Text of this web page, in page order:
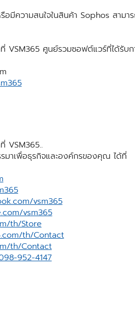
มีความสนใจในสินค้า Sophos สามา
VSM365 ศูนย์รวมซอฟต์แวร์ที่ได้รับก
VSM365..
มาเพื่อธุรกิจและองค์กรของคุณ ได้ที่
vsm365
vsm365
th/Store
th/Contact
th/Contact
952-4147